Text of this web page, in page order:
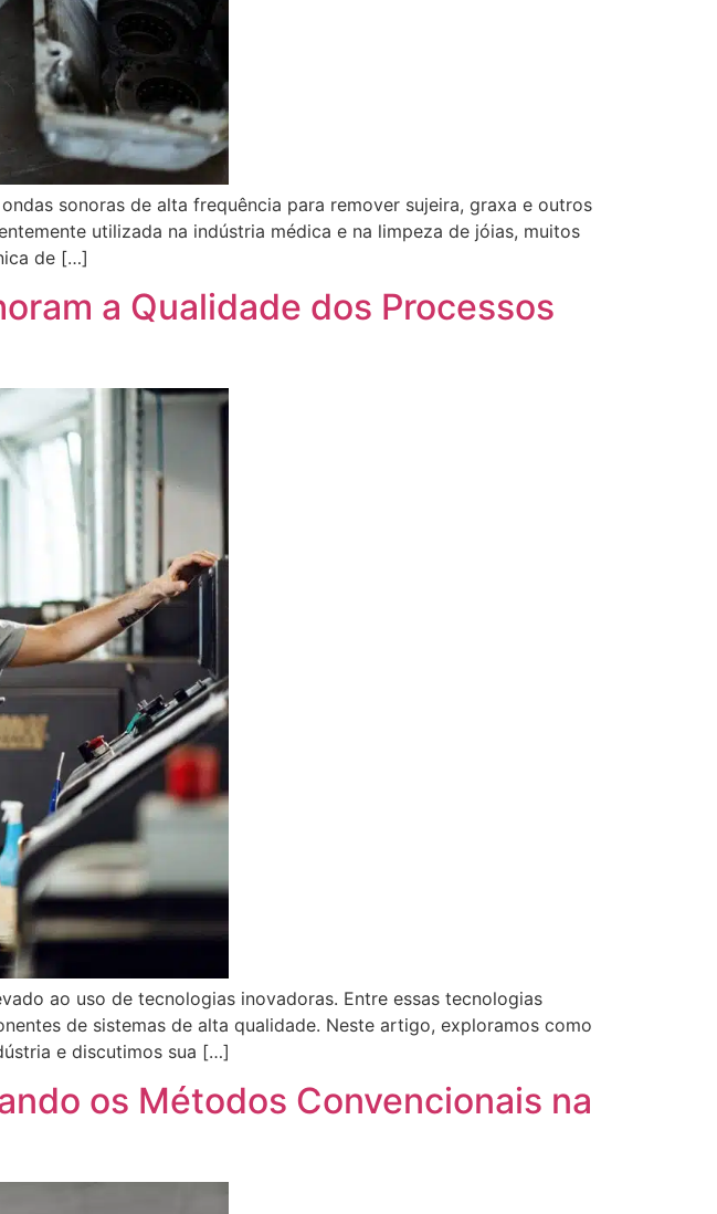
sonoras de alta frequência para remover sujeira, graxa e outros
utilizada na indústria médica e na limpeza de jóias, muitos
de […]
a Qualidade dos Processos
ao uso de tecnologias inovadoras. Entre essas tecnologias
de sistemas de alta qualidade. Neste artigo, exploramos como
e discutimos sua […]
os Métodos Convencionais na